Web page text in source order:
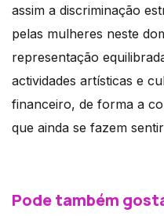
assim a discriminação
pelas mulheres neste
representação
actividades artísticas e
financeiro, de forma a
que ainda se fazem
Pode também